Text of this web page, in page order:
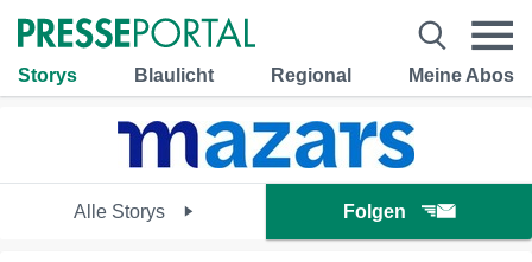
Storys Blaulicht Regional Meine Abos
Alle Storys Folgen